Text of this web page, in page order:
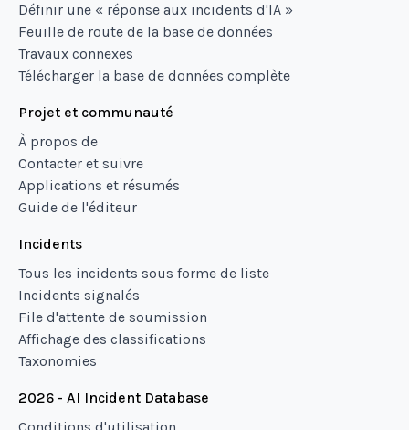
Définir une « réponse aux incidents d'IA »
Feuille de route de la base de données
Travaux connexes
Télécharger la base de données complète
Projet et communauté
À propos de
Contacter et suivre
Applications et résumés
Guide de l'éditeur
Incidents
Tous les incidents sous forme de liste
Incidents signalés
File d'attente de soumission
Affichage des classifications
Taxonomies
2026 - AI Incident Database